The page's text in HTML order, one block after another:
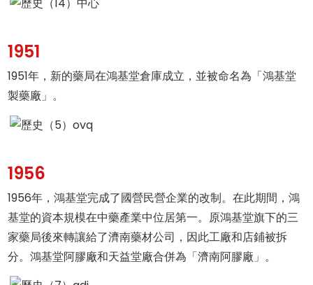
1951
1951年，新的藥局在鴻基堂倉庫成立，並被命名為「鴻基堂
製藥廠」。
1956
1956年，鴻基堂完成了國營民營企業的改制。在此期間，鴻
基堂的資本規模在中藥產業中位居第一。原鴻基堂旗下的三
家藥局後來轉讓給了濟南藥材公司，因此工廠和店鋪被拆
分。鴻基堂阿膠廠和天益堂廠合併為「濟南阿膠廠」。